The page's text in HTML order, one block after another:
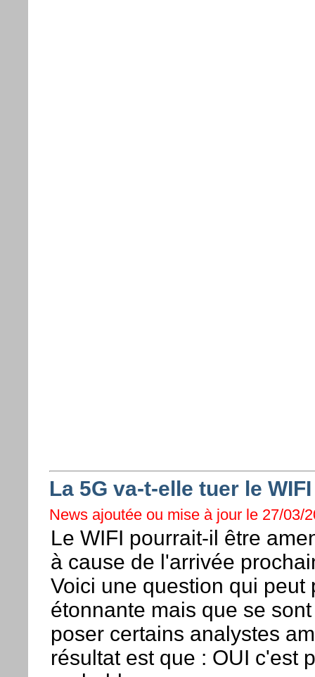
La 5G va-t-elle tuer le
News ajoutée ou mise à jour le 27/03/
Le WIFI pourrait-il être
à cause de l'arrivée
Voici une question qui peut
étonnante mais que se
poser certains analystes
résultat est que : OUI c'est